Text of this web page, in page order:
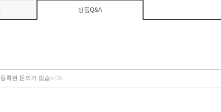
상품Q&A
등록된 문의가 없습니다.